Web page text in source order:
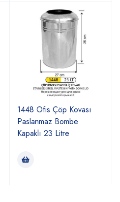
1448 Ofis Çöp Kovası
Paslanmaz Bombe
Kapaklı 23 Litre